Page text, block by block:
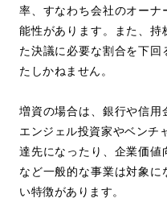
率、すなわち会社のオー
能性があります。また、持
た決議に必要な割合を下回
たしかねません。
増資の場合は、銀行や信用
エンジェル投資家やベンチ
達先になったり、企業価
など一般的な事業は対象
い特徴があります。